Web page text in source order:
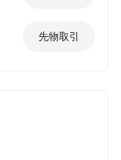
先物取引